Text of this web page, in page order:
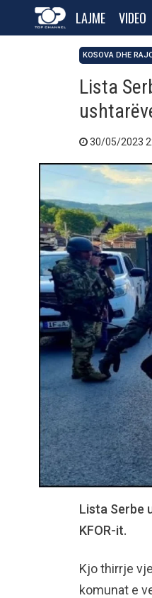
LAJME VIDEO
KOSOVA DHE
Lista
30/05/2023
Lista Serbe
KFOR-it.
Kjo thirrje
komunat e